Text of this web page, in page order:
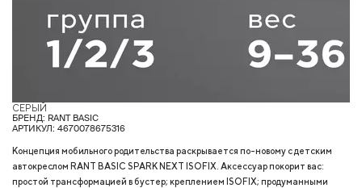
СЕРЫЙ
БРЕНД: RANT BASIC
АРТИКУЛ: 4670078675316
Концепция мобильного родительства раскрывается по-новому с детским
автокреслом RANT BASIC SPARK NEXT ISOFIX. Аксессуар покорит вас:
простой трансформацией в бустер; креплением ISOFIX; продуманными